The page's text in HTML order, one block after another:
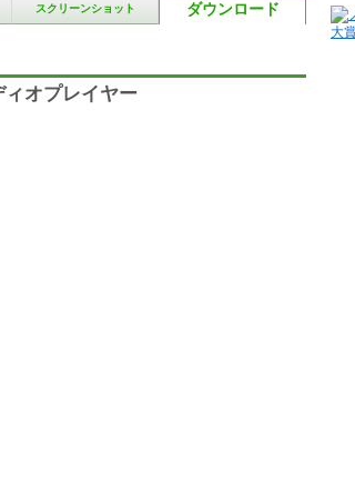
スクリーンショット ダウンロード
オプレイヤー